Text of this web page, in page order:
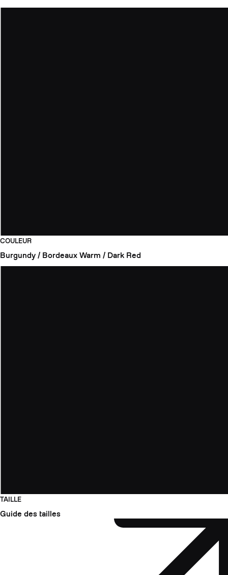
COULEUR
Burgundy / Bordeaux Warm / Dark Red
TAILLE
Guide des tailles